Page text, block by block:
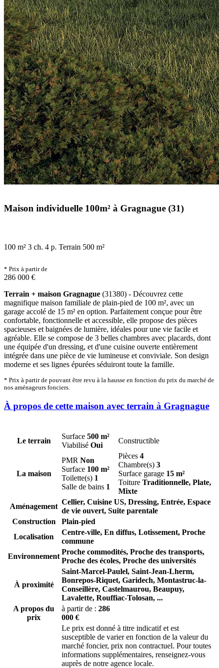
Maison individuelle 100m² à Gragnague (31)
100 m² 3 ch. 4 p. Terrain 500 m²
* Prix à partir de
286 000 €
Terrain + maison Gragnague (31380) - Découvrez cette
magnifique maison familiale de plain-pied de 100 m², avec un
garage accolé de 15 m² en option. Parfaitement conçue pour être
confortable, fonctionnelle et accessible, elle propose des pièces
spacieuses et baignées de lumière, idéales pour une vie facile et
agréable. Elle se compose de 3 belles chambres avec placards, dont
une équipée d'un dressing, et d'une cuisine ouverte entièrement
intégrée dans une pièce de vie lumineuse et conviviale. Son design
moderne et ses lignes épurées séduiront toute la famille.
* Prix à partir de pouvant être revu à la hausse en fonction du prix du marché de
nos aménageurs fonciers.
À propos de cette maison avec terrain à Gragnague
Le terrain
Surface 500 m²
Viabilisé Oui
Constructible
La maison
PMR Non
Surface 100 m²
Toilette(s) 1
Salle de bains 1
Pièces 4
Chambre(s) 3
Surface garage 15 m²
Toiture Traditionnelle, Plate,
Mixte
Aménagement
Cellier, Cuisine US, Dressing, Entrée, Espace
de vie ouvert, Suite parentale
Construction
Plain-pied
Localisation
Centre-ville, En diffus, Lotissement, Proche
commune
Environnement
Proche commodités, Proche des transports,
Proche des écoles, Proche des universités
À proximité
Saint-Marcel-Paulel, Saint-Jean-Lherm,
Bonrepos-Riquet, Garidech, Montastruc-la-
Conseillère, Castelmaurou, Beaupuy,
Lavalette, Rouffiac-Tolosan, ...
A propos du
prix
à partir de : 286
000 €
Le prix est donné à titre indicatif et est
susceptible de varier en fonction de la valeur du
marché foncier, prix non contractuel. Pour toutes
informations supplémentaires, renseignez-vous
auprès de notre agence locale.